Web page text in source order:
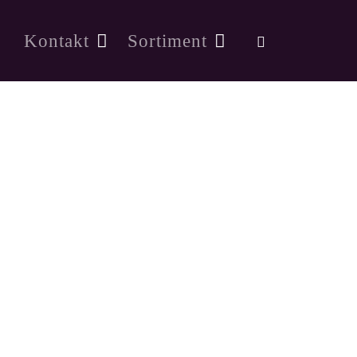
Kontakt Sortiment